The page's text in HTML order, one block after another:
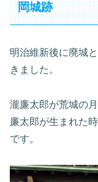
岡城跡
明治維新後に廃城と
きました。
瀧廉太郎が荒城の
廉太郎が生まれた
です。